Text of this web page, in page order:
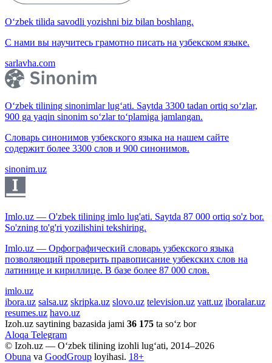
O‘zbek tilida savodli yozishni biz bilan boshlang.
С нами вы научитесь грамотно писать на узбекском языке.
sarlavha.com
O‘zbek tilining sinonimlar lug‘ati. Saytda 3300 tadan ortiq so‘zlar,
900 ga yaqin sinonim so‘zlar to‘plamiga jamlangan.
Словарь синонимов узбекского языка на нашем сайте
содержит более 3300 слов и 900 синонимов.
sinonim.uz
Imlo.uz — O'zbek tilining imlo lug'ati. Saytda 87 000 ortiq so'z bor.
So'zning to'g'ri yozilishini tekshiring.
Imlo.uz — Орфографический словарь узбекского языка
позволяющий проверить правописание узбекских слов на
латинице и кириллице. В базе более 87 000 слов.
imlo.uz
ibora.uz salsa.uz skripka.uz slovo.uz television.uz vatt.uz iboralar.uz
resumes.uz havo.uz
Izoh.uz saytining bazasida jami 36 175 ta so‘z bor
Aloqa Telegram
© Izoh.uz — O‘zbek tilining izohli lug‘ati, 2014–2026
Obuna va GoodGroup loyihasi. 18+